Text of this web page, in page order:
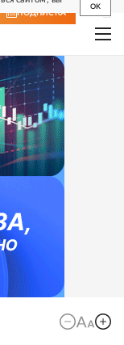
OK
ПОДПИСКА